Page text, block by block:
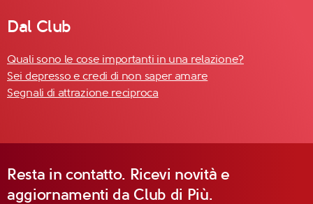
Dal Club
Quali sono le cose importanti in una relazione?
Sei depresso e credi di non saper amare
Segnali di attrazione reciproca
Resta in contatto. Ricevi novità e
aggiornamenti da Club di Più.